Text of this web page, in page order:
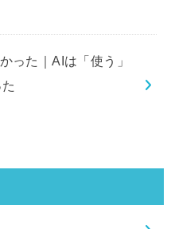
った｜AIは「使う」